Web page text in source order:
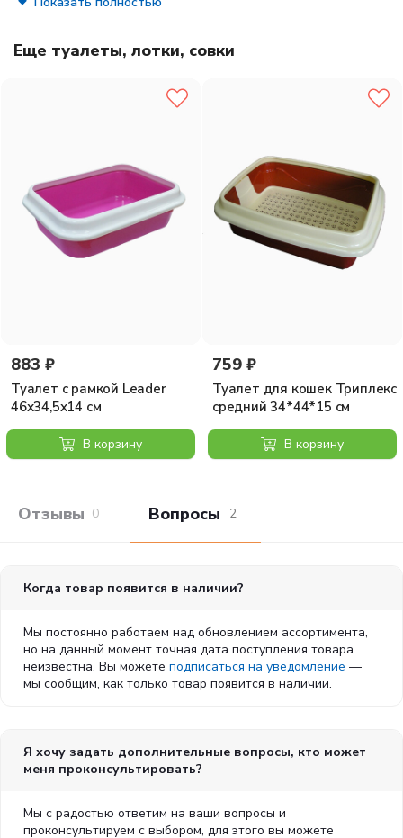
чтобы кошка на лапках не разносила наполнитель по дому. Все
удаляет частички наполнителя с кошачьих лап.
Еще туалеты, лотки, совки
883 ₽
Туалет с рамкой Leader
46х34,5х14 см
В корзину
759 ₽
Туалет для кошек Триплекс
средний 34*44*15 см
В корзину
Отзывы покупателей
0 Вопросы и
2
Когда товар появится в наличии?
Мы постоянно работаем над обновлением ассортимента,
но на данный момент точная дата поступления товара
неизвестна. Вы можете подписаться на уведомление —
мы сообщим, как только товар появится в наличии.
Я хочу задать дополнительные вопросы, кто может
меня проконсультировать?
Мы с радостью ответим на ваши вопросы и
проконсультируем с выбором, для этого вы можете